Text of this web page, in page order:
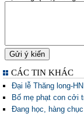
CÁC TIN KHÁC
Đại lễ Thăng long-
Bố mẹ phạt con cởi
Đang học, hàng